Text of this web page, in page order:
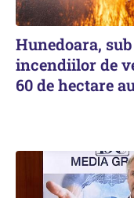
Hunedoara,
incendiilor de
60 de hectare